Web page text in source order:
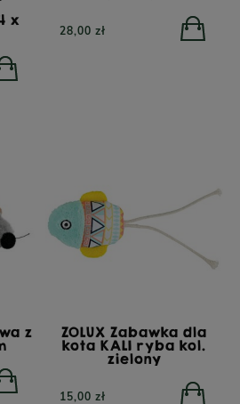
x
28,00 zł
z
ZOLUX Zabawka dla
kota KALI ryba kol.
zielony
15,00 zł